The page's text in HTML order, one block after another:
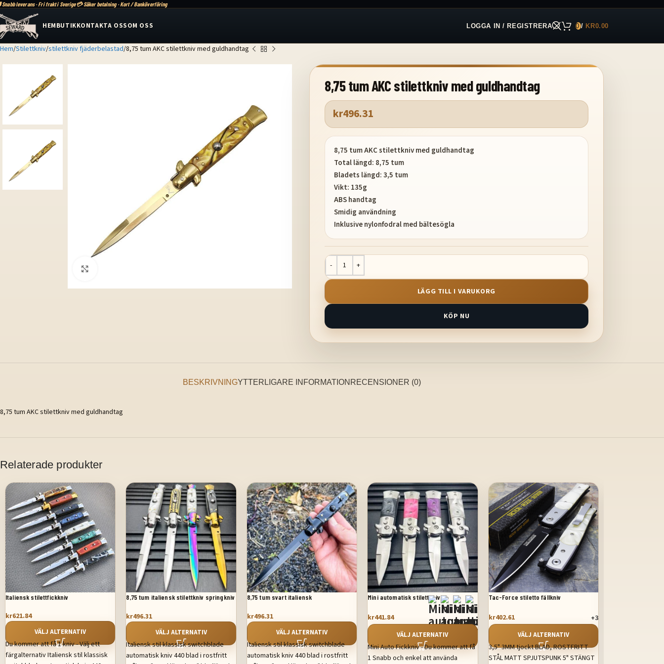
Snabb leverans · Fri frakt i Sverige💳 Säker betalning · Kort / Banköverföring
HEMBUTIKKONTAKTA OSSOM OSS LOGGA IN / REGISTRERA 0/ KR0.00
Hem Stilettkniv stilettkniv fjäderbelastad 8,75 tum AKC stilettkniv med guldhandtag
8,75 tum AKC stilettkniv med guldhandtag
kr496.31
8,75 tum AKC stilettkniv med guldhandtag
Total längd: 8,75 tum
Bladets längd: 3,5 tum
Vikt: 135g
ABS handtag
Smidig användning
Inklusive nylonfodral med bältesögla
LÄGG TILL I VARUKORG
KÖP NU
BESKRIVNINGYTTERLIGARE INFORMATION RECENSIONER (0)
8,75 tum AKC stilettkniv med guldhandtag
Relaterade produkter
Italiensk stilettfickkniv
kr621.84
VÄLJ ALTERNATIV
Du kommer att få 1 kniv - Välj ett
färgalternativ Italiensk stil klassisk
8,75 tum italiensk stilettkniv springkniv
kr496.31
VÄLJ ALTERNATIV
Italiensk stil klassisk switchblade
automatisk kniv 440 blad i rostfritt
8,75 tum svart italiensk
pärlemor
kr496.31
VÄLJ ALTERNATIV
Italiensk stil klassisk switchblade
automatisk kniv 440 blad i rostfritt
Mini automatisk stilettkniv
kr441.84
VÄLJ ALTERNATIV
Mini Auto Fickkniv - Du kommer att få
1 Snabb och enkel att använda
Tac-Force stiletto fällkniv
kr402.61 +3
VÄLJ ALTERNATIV
3,5" 3MM tjockt BLAD, ROSTFRITT
STÅL MATT SPJUTSPUNK 5" STÄNGT